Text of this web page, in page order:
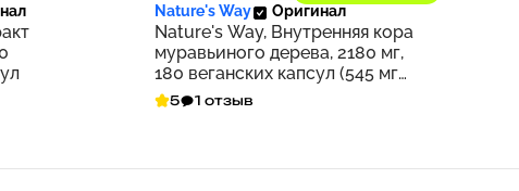
Nature's Way Оригинал
Nature's Way, Внутренняя кора
муравьиного дерева, 2180 мг,
180 веганских капсул (545 мг
на капсулу)
5 1 отзыв